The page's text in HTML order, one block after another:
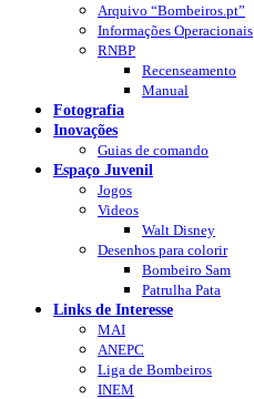
Arquivo “Bombeiros.pt”
Informações Operacionais
RNBP
Recenseamento
Manual
Fotografia
Inovações
Guias de comando
Espaço Juvenil
Jogos
Videos
Walt Disney
Desenhos para colorir
Bombeiro Sam
Patrulha Pata
Links de Interesse
MAI
ANEPC
Liga de Bombeiros
INEM